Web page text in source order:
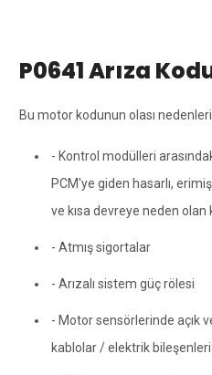
P0641 Arıza
Bu motor kodunun olası
- Kontrol modülleri
PCM'ye giden hasarlı,
ve kısa devreye neden
- Atmış sigortalar
- Arızalı sistem güç rölesi
- Motor sensörlerinde açık
kablolar / elektrik bileşenleri